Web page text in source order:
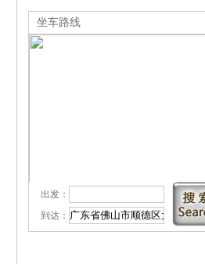
坐车路线
出发：
到达：